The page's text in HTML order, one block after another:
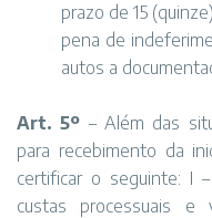
prazo de 15
pena de
autos a
Art. 5º – Além das
para recebimento da
certificar o seguinte: I
custas processuais e